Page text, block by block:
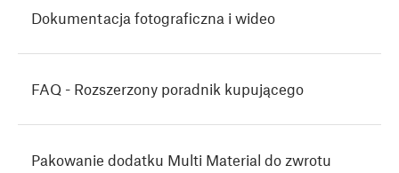
Dokumentacja fotograficzna i wideo
FAQ - Rozszerzony poradnik kupującego
Pakowanie dodatku Multi Material do zwrotu